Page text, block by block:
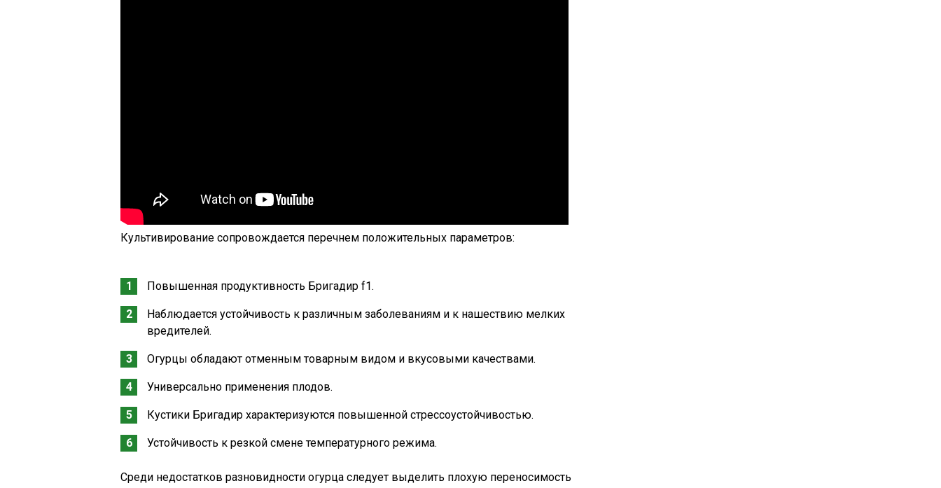
Культивирование сопровождается перечнем положительных параметров:
Повышенная продуктивность Бригадир f1.
Наблюдается устойчивость к различным заболеваниям и к нашествию мелких
вредителей.
Огурцы обладают отменным товарным видом и вкусовыми качествами.
Универсально применения плодов.
Кустики Бригадир характеризуются повышенной стрессоустойчивостью.
Устойчивость к резкой смене температурного режима.
Среди недостатков разновидности огурца следует выделить плохую переносимость